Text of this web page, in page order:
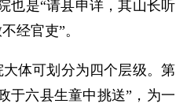
也是“请县申详，其山长听
经官吏”。
体可划分为四个层级。第
于六县生童中挑送”，为一